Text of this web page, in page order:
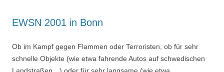
EWSN 2001 in Bonn
Ob im Kampf gegen Flammen oder Terroristen, ob für sehr
schnelle Objekte (wie etwa fahrende Autos auf schwedischen
Landstraßen…) oder für sehr langsame (wie etwa